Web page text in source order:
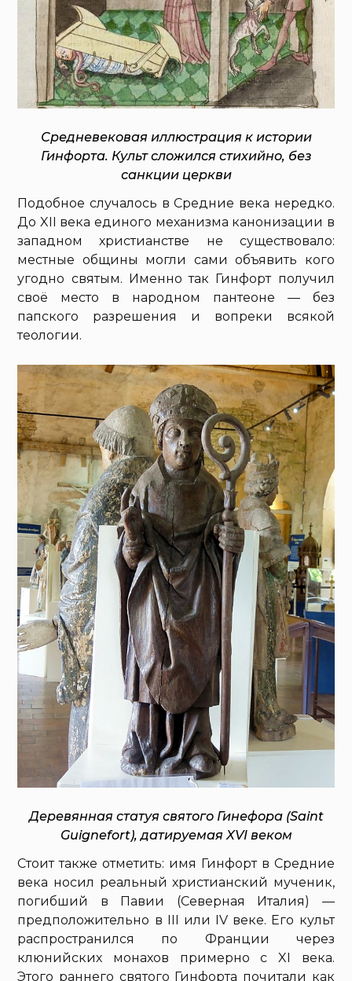
Средневековая иллюстрация к истории
Гинфорта. Культ сложился стихийно, без
санкции церкви
Подобное случалось в Средние века нередко.
До XII века единого механизма канонизации в
западном христианстве не существовало:
местные общины могли сами объявить кого
угодно святым. Именно так Гинфорт получил
своё место в народном пантеоне — без
папского разрешения и вопреки всякой
теологии.
Деревянная статуя святого Гинефора (Saint
Guignefort), датируемая XVI веком
Стоит также отметить: имя Гинфорт в Средние
века носил реальный христианский мученик,
погибший в Павии (Северная Италия) —
предположительно в III или IV веке. Его культ
распространился по Франции через
клюнийских монахов примерно с XI века.
Этого раннего святого Гинфорта почитали как